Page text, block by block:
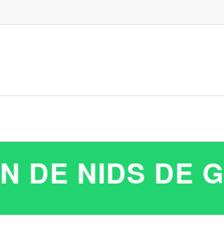
DE NIDS DE